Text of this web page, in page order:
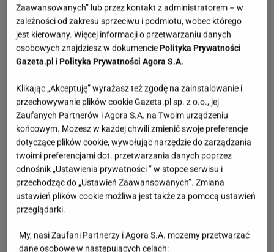
Zaawansowanych” lub przez kontakt z administratorem – w
zależności od zakresu sprzeciwu i podmiotu, wobec którego
jest kierowany. Więcej informacji o przetwarzaniu danych
osobowych znajdziesz w dokumencie Polityka Prywatności
Gazeta.pl i Polityka Prywatności Agora S.A.
Klikając „Akceptuję” wyrażasz też zgodę na zainstalowanie i
przechowywanie plików cookie Gazeta.pl sp. z o.o., jej
Zaufanych Partnerów i Agora S.A. na Twoim urządzeniu
końcowym. Możesz w każdej chwili zmienić swoje preferencje
dotyczące plików cookie, wywołując narzędzie do zarządzania
twoimi preferencjami dot. przetwarzania danych poprzez
odnośnik „Ustawienia prywatności ” w stopce serwisu i
przechodząc do „Ustawień Zaawansowanych”. Zmiana
ustawień plików cookie możliwa jest także za pomocą ustawień
przeglądarki.
My, nasi Zaufani Partnerzy i Agora S.A. możemy przetwarzać
dane osobowe w następujących celach: